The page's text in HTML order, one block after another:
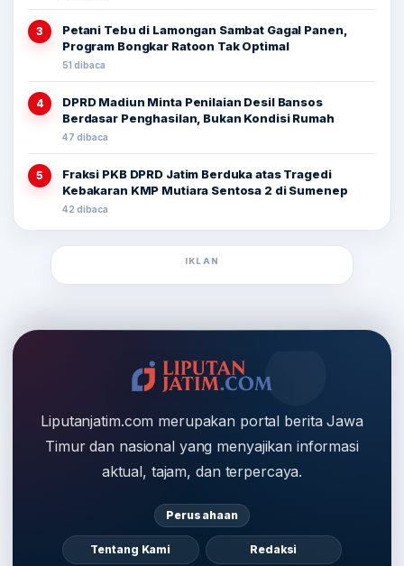
3
Petani Tebu di Lamongan Sambat Gagal Panen,
Program Bongkar Ratoon Tak Optimal
51 dibaca
4
DPRD Madiun Minta Penilaian Desil Bansos
Berdasar Penghasilan, Bukan Kondisi Rumah
47 dibaca
5
Fraksi PKB DPRD Jatim Berduka atas Tragedi
Kebakaran KMP Mutiara Sentosa 2 di Sumenep
42 dibaca
IKLAN
Liputanjatim.com merupakan portal berita Jawa
Timur dan nasional yang menyajikan informasi
aktual, tajam, dan terpercaya.
Perusahaan
Tentang Kami Redaksi